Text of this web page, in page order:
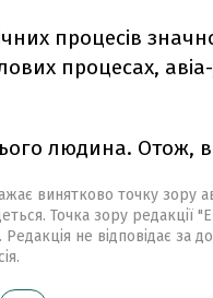
процесів
процесах,
людина. Отож,
винятково точку зору
Точка зору редакції
не відповідає за